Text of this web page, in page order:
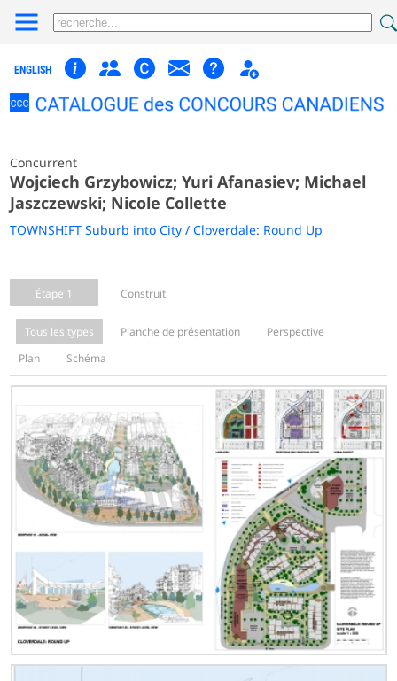
ENGLISH
Concurrent
Wojciech Grzybowicz; Yuri Afanasiev; Michael
Jaszczewski; Nicole Collette
TOWNSHIFT Suburb into City / Cloverdale: Round Up
Étape 1 Construit
Tous les types Planche de présentation
Perspective
Plan
Schéma